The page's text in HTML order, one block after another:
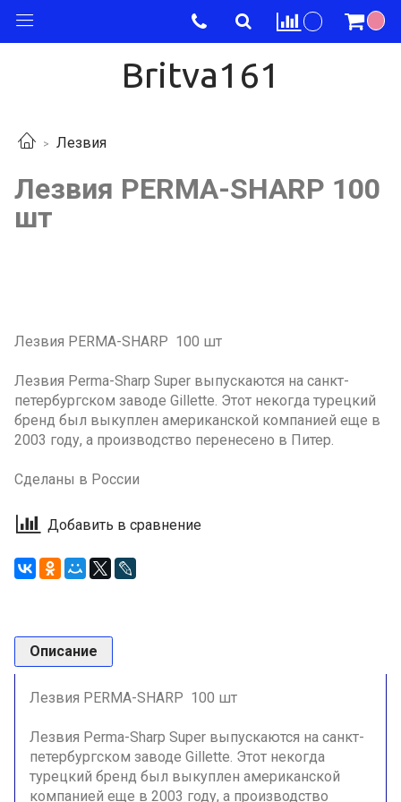
Britva161
Лезвия
Лезвия PERMA-SHARP 100
шт
Лезвия PERMA-SHARP 100 шт
Лезвия Perma-Sharp Super выпускаются на санкт-
петербургском заводе Gillette. Этот некогда турецкий
бренд был выкуплен американской компанией еще в
2003 году, а производство перенесено в Питер.
Сделаны в России
Добавить в сравнение
Описание
Лезвия PERMA-SHARP 100 шт
Лезвия Perma-Sharp Super выпускаются на санкт-
петербургском заводе Gillette. Этот некогда
турецкий бренд был выкуплен американской
компанией еще в 2003 году, а производство